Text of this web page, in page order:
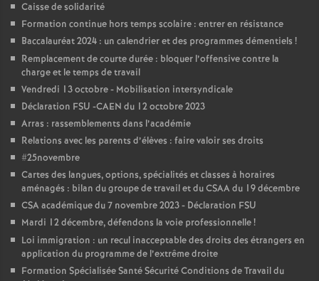
n
t
s
d
e
S
e
Caisse de solidarité
Formation continue hors temps scolaire : entrer en résistance
Baccalauréat 2024 : un calendrier et des programmes démentiels !
Remplacement de courte durée : bloquer l’offensive contre la
charge et le temps de travail
Vendredi 13 octobre - Mobilisation intersyndicale
Déclaration FSU -CAEN du 12 octobre 2023
Arras : rassemblements dans l’académie
Relations avec les parents d’élèves : faire valoir ses droits
#25novembre
Cartes des langues, options, spécialités et classes à horaires
aménagés : bilan du groupe de travail et du CSAA du 19 décembre
CSA académique du 7 novembre 2023 - Déclaration FSU
Mardi 12 décembre, défendons la voie professionnelle!
Loi immigration : un recul inacceptable des droits des étrangers en
application du programme de l’extrême droite
Formation Spécialisée Santé Sécurité Conditions de Travail du